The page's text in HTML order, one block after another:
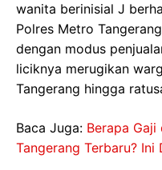
wanita berinisial J
Polres Metro
dengan modus
liciknya merugikan
Tangerang hingga
Baca Juga: Berapa Gaji
Tangerang Terbaru? Ini